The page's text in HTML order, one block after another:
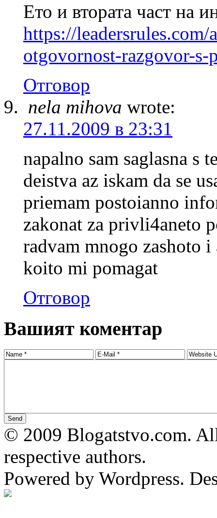
Ето и втората част на
https://
otgovornost-razgovor-s-
Отговор
nela mihova wrote:
27.11.2009 в 23:31
napalno sam saglasna s
deistva az iskam da se
priemam postoianno
zakonat za privli4aneto
radvam mnogo zashoto
koito mi pomagat
Отговор
Вашият коментар
© 2009 Blogatstvo.com.
respective authors.
Powered by Wordpress.